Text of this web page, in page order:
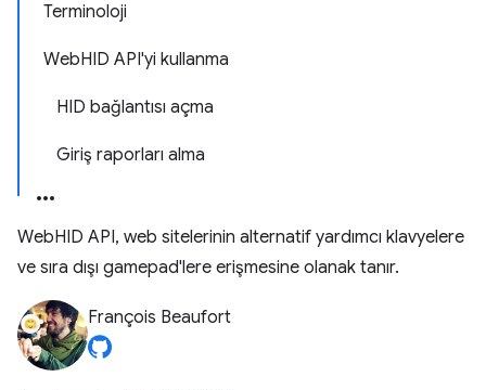
Terminoloji
WebHID API'yi kullanma
HID bağlantısı açma
Giriş raporları alma
WebHID API, web sitelerinin alternatif yardımcı klavyelere
ve sıra dışı gamepad'lere erişmesine olanak tanır.
François Beaufort